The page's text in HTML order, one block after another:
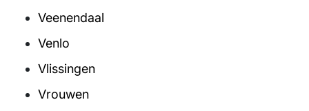
Veenendaal
Venlo
Vlissingen
Vrouwen